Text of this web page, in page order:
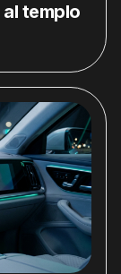
al templo